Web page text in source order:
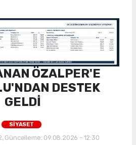
ÖZALPER'E
DESTEK
GELDİ
SİYASET
Güncelleme: 09.08.2026 - 12:30